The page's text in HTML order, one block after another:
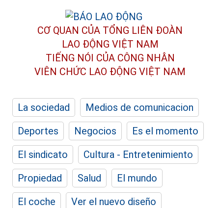
CƠ QUAN CỦA TỔNG LIÊN ĐOÀN
LAO ĐỘNG VIỆT NAM
TIẾNG NÓI CỦA CÔNG NHÂN
VIÊN CHỨC LAO ĐỘNG VIỆT NAM
La sociedad
Medios de comunicacion
Deportes
Negocios
Es el momento
El sindicato
Cultura - Entretenimiento
Propiedad
Salud
El mundo
El coche
Ver el nuevo diseño